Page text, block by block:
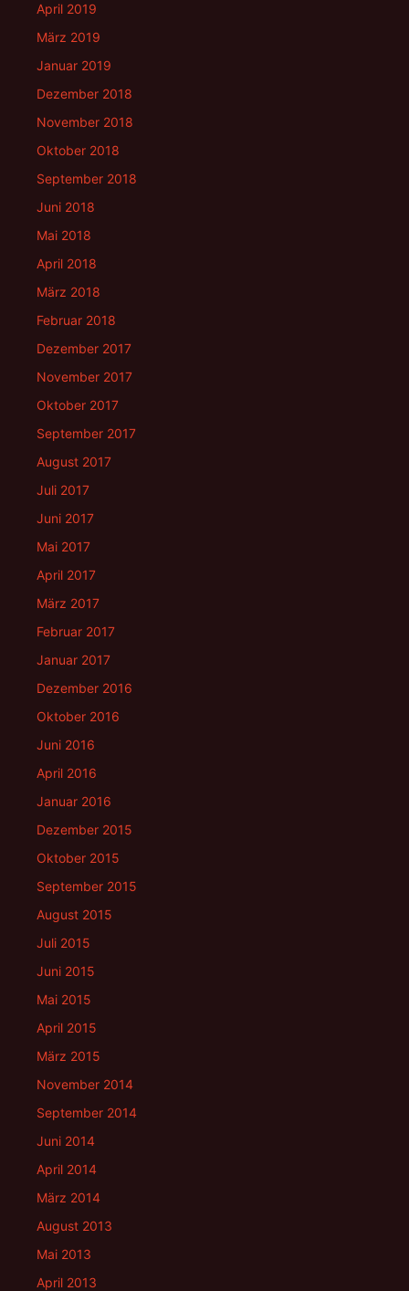
April 2019
März 2019
Januar 2019
Dezember 2018
November 2018
Oktober 2018
September 2018
Juni 2018
Mai 2018
April 2018
März 2018
Februar 2018
Dezember 2017
November 2017
Oktober 2017
September 2017
August 2017
Juli 2017
Juni 2017
Mai 2017
April 2017
März 2017
Februar 2017
Januar 2017
Dezember 2016
Oktober 2016
Juni 2016
April 2016
Januar 2016
Dezember 2015
Oktober 2015
September 2015
August 2015
Juli 2015
Juni 2015
Mai 2015
April 2015
März 2015
November 2014
September 2014
Juni 2014
April 2014
März 2014
August 2013
Mai 2013
April 2013